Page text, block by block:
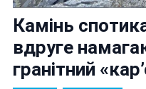
Камінь
вдруге
гранітний